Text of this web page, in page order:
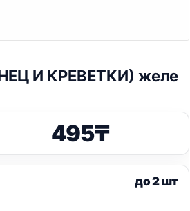
И КРЕВЕТКИ) желе
495₸
до 2 шт